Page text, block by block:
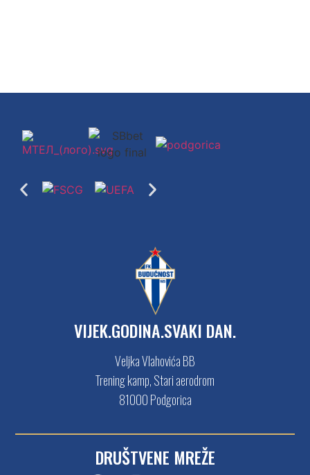
VIJEK.GODINA.SVAKI DAN.
Veljka Vlahovića BB
Trening kamp, Stari aerodrom
81000 Podgorica
DRUŠTVENE MREŽE